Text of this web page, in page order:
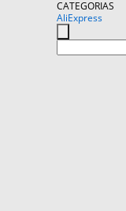
CATEGORIAS
AliExpress